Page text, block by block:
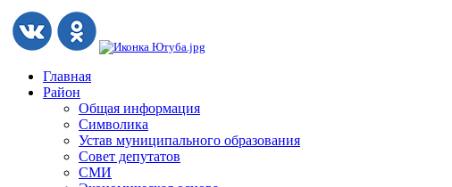
Главная
Район
Общая информация
Символика
Устав муниципального образования
Совет депутатов
СМИ